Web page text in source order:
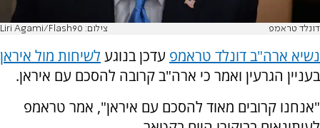
דונלד טראמפ צילום: Liri Agami/Flash90
נשיא ארה"ב דונלד טראמפ עדכן בנוגע לשיחות מול איראן
בעניין הגרעין ואמר כי ארה"ב קרובה להסכם עם איראן.
"אנחנו קרובים מאוד להסכם עם איראן", אמר טראמפ